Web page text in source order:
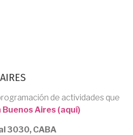
de actividades que
Buenos Aires (aquí)
3030, CABA